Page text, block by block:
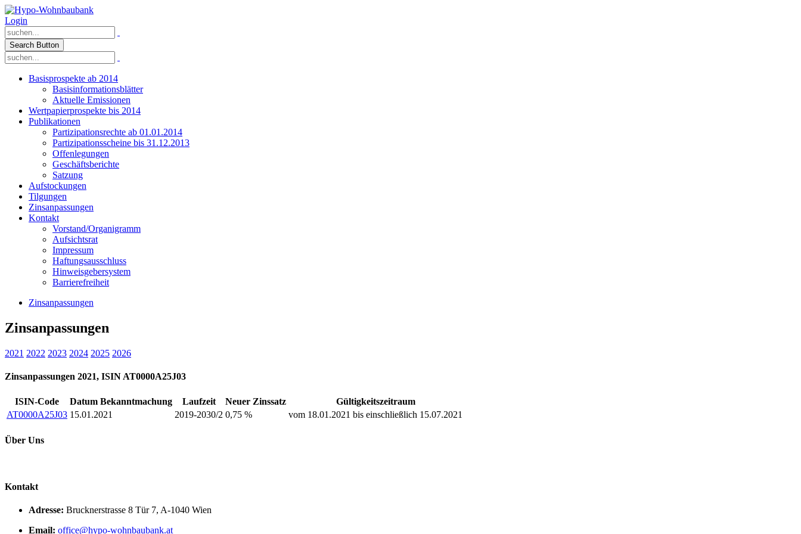
Login
Search Button
Basisprospekte ab 2014
Basisinformationsblätter
Aktuelle Emissionen
Wertpapierprospekte bis 2014
Publikationen
Partizipationsrechte ab 01.01.2014
Partizipationsscheine bis 31.12.2013
Offenlegungen
Geschäftsberichte
Satzung
Aufstockungen
Tilgungen
Zinsanpassungen
Kontakt
Vorstand/Organigramm
Aufsichtsrat
Impressum
Haftungsausschluss
Hinweisgebersystem
Barrierefreiheit
Zinsanpassungen
Zinsanpassungen
2021 2022 2023 2024 2025 2026
Zinsanpassungen 2021, ISIN AT0000A25J03
ISIN-Code Datum Bekanntmachung Laufzeit Neuer Zinssatz
Gültigkeitszeitraum
AT0000A25J03 15.01.2021 2019-2030/2 0,75 % vom 18.01.2021 bis einschließlich 15.07.2021
Über Uns
Kontakt
Adresse: Brucknerstrasse 8 Tür 7, A-1040 Wien
Email: office@hypo-wohnbaubank.at